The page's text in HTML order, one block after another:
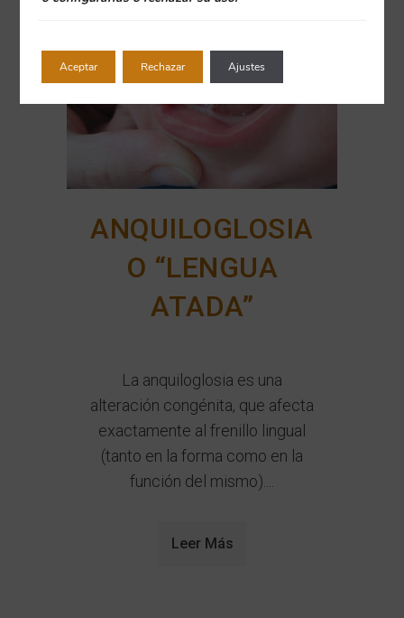
ANQUILOGLOSIA
O “LENGUA
ATADA”
La anquiloglosia es una
alteración congénita, que afecta
exactamente al frenillo lingual
(tanto en la forma como en la
función del mismo)....
Leer Más
Aceptar Rechazar Ajustes